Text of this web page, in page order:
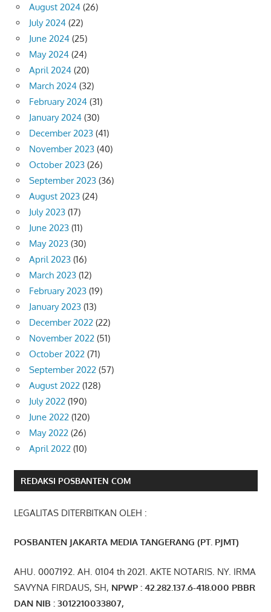
August 2024 (26)
July 2024 (22)
June 2024 (25)
May 2024 (24)
April 2024 (20)
March 2024 (32)
February 2024 (31)
January 2024 (30)
December 2023 (41)
November 2023 (40)
October 2023 (26)
September 2023 (36)
August 2023 (24)
July 2023 (17)
June 2023 (11)
May 2023 (30)
April 2023 (16)
March 2023 (12)
February 2023 (19)
January 2023 (13)
December 2022 (22)
November 2022 (51)
October 2022 (71)
September 2022 (57)
August 2022 (128)
July 2022 (190)
June 2022 (120)
May 2022 (26)
April 2022 (10)
REDAKSI POSBANTEN COM
LEGALITAS DITERBITKAN OLEH :
POSBANTEN JAKARTA MEDIA TANGERANG (PT. PJMT)
AHU. 0007192. AH. 0104 th 2021. AKTE NOTARIS. NY. IRMA
SAVYNA FIRDAUS, SH, NPWP : 42.282.137.6-418.000 PBBR
DAN NIB :3012210033807,